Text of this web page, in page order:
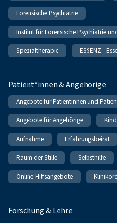
Forensische Psychiatrie
Institut für Forensische Psychiatrie
Spezialtherapie ESSENZ -
Patient*innen & Angehörige
Angebote für Patientinnen und
Angebote für Angehörige
Aufnahme Erfahrungsbeirat
Raum der Stille Selbsthilfe
Online-Hilfsangebote
Forschung & Lehre